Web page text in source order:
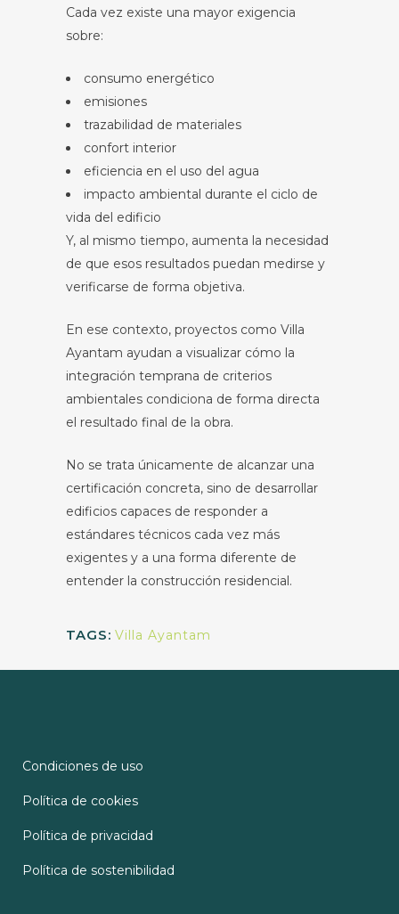
Cada vez existe una mayor exigencia
sobre:
consumo energético
emisiones
trazabilidad de materiales
confort interior
eficiencia en el uso del agua
impacto ambiental durante el ciclo de
vida del edificio
Y, al mismo tiempo, aumenta la necesidad
de que esos resultados puedan medirse y
verificarse de forma objetiva.
En ese contexto, proyectos como Villa
Ayantam ayudan a visualizar cómo la
integración temprana de criterios
ambientales condiciona de forma directa
el resultado final de la obra.
No se trata únicamente de alcanzar una
certificación concreta, sino de desarrollar
edificios capaces de responder a
estándares técnicos cada vez más
exigentes y a una forma diferente de
entender la construcción residencial.
TAGS: Villa Ayantam
Condiciones de uso
Política de cookies
Política de privacidad
Política de sostenibilidad